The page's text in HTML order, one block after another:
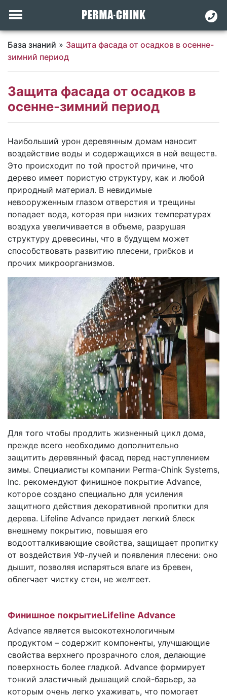
База знаний » Защита фасада от осадков в осенне-
зимний период
Защита фасада от осадков в
осенне-зимний период
Наибольший урон деревянным домам наносит
воздействие воды и содержащихся в ней веществ.
Это происходит по той простой причине, что
дерево имеет пористую структуру, как и любой
природный материал. В невидимые
невооруженным глазом отверстия и трещины
попадает вода, которая при низких температурах
воздуха увеличивается в объеме, разрушая
структуру древесины, что в будущем может
способствовать развитию плесени, грибков и
прочих микроорганизмов.
Для того чтобы продлить жизненный цикл дома,
прежде всего необходимо дополнительно
защитить деревянный фасад перед наступлением
зимы. Специалисты компании Perma-Chink Systems,
Inc. рекомендуют финишное покрытие Advance,
которое создано специально для усиления
защитного действия декоративной пропитки для
дерева. Lifeline Advance придает легкий блеск
внешнему покрытию, повышая его
водоотталкивающие свойства, защищает пропитку
от воздействия УФ-лучей и появления плесени: оно
дышит, позволяя испаряться влаге из бревен,
облегчает чистку стен, не желтеет.
Финишное покрытиеLifeline Advance
Advance является высокотехнологичным
продуктом – содержит компоненты, улучшающие
свойства верхнего прозрачного слоя, делающие
поверхность более гладкой. Advance формирует
тонкий эластичный дышащий слой-барьер, за
которым очень легко ухаживать, что помогает